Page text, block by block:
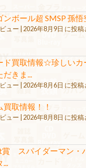
ンボール超 SMSP 孫悟
ュー | 2026年8月9日 に投稿
買取情報☆珍しいカ
きま...
ュー | 2026年8月6日 に投稿
買取情報！！
ュー | 2026年8月8日 に投稿
賞 スパイダーマン